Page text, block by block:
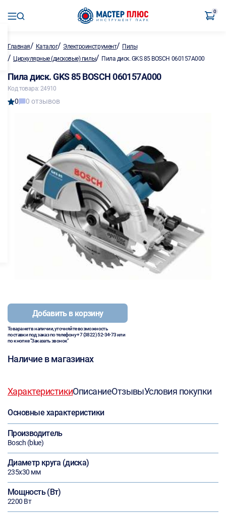
0
Главная/ Каталог/ Электроинструмент/ Пилы
/ Циркулярные (дисковые) пилы/ Пила диск. GKS 85 BOSCH 060157A000
Пила диск. GKS 85 BOSCH 060157A000
Код товара: 24910
0 0 отзывов
Добавить в корзину
Товара нет в наличии, уточняйте возможность
поставки под заказ по телефону+7 (3822) 52-34-73или
по кнопке "Заказать звонок"
Наличие в магазинах
ХарактеристикиОписаниеОтзывыУсловия покупки
Основные характеристики
Производитель
Bosch (blue)
Диаметр круга (диска)
235х30 мм
Мощность (Вт)
2200 Вт